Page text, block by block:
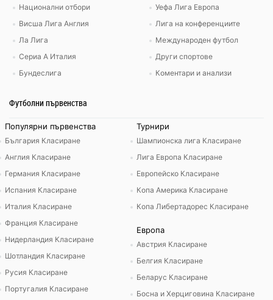
Национални отбори
Висша Лига Англия
Ла Лига
Сериа А Италия
Бундеслига
Уефа Лига Европа
Лига на конференциите
Международен футбол
Други спортове
Коментари и анализи
Футболни първенства
Популярни първенства
България Класиране
Англия Класиране
Германия Класиране
Испания Класиране
Италия Класиране
Франция Класиране
Нидерландия Класиране
Шотландия Класиране
Русия Класиране
Португалия Класиране
Турнири
Шампионска лига Класиране
Лига Европа Класиране
Европейско Класиране
Копа Америка Класиране
Копа Либертадорес Класиране
Европа
Австрия Класиране
Белгия Класиране
Беларус Класиране
Босна и Херциговина Класиране